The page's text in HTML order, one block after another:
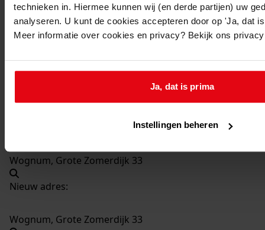
technieken in. Hiermee kunnen wij (en derde partijen) uw
analyseren. U kunt de cookies accepteren door op 'Ja, dat
Meer informatie over cookies en privacy? Bekijk ons
Ja, dat is prima
Instellingen beheren
62Bouw fustloods-wagenberging, 1964
Datering:
Beschrijving:
Wognum, Grote Zomerdijk 33
Nieuw adres:
Wognum, Grote Zomerdijk 33